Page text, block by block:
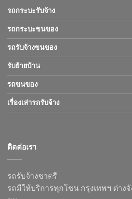
รถกระบะรับจ้าง
รถกระบะขนของ
รถรับจ้างขนของ
รับย้ายบ้าน
รถขนของ
เรื่องเล่ารถรับจ้าง
ติดต่อเรา
รถรับจ้างชาตรี
รถมีให้บริการทุกโซน กรุงเทพฯ ต่าง